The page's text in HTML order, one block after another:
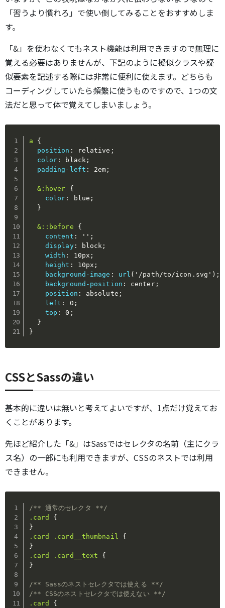
「習うより慣れろ」で使い倒してみることをおすすめしま
す。
「&」を使わなくてもネスト機能は利用できますので無理に
覚える必要はありませんが、下記のように擬似クラスや疑
似要素を記述する際には非常に便利に使えます。どちらも
コーディングしていたら頻繁に使うものですので、1つの文
法だと思って体で覚えてしまいましょう。
a
{
position : relative ;
color : black;
padding-left : 2em ;
&:hover
{
color : blue ;
}
&::before
{
content : '' ;
display: block ;
width : 10px ;
height : 10px ;
background-image : url ( '/path/to/icon.svg' ) ;
background-position : center;
position : absolute ;
left : 0 ;
top : 0 ;
}
}
CSSとSassの違い
基本的に違いは無いと考えてよいですが、1点だけ覚えてお
くことがあります。
先ほど紹介した「&」はSassではセレクタの名前（主にクラ
ス名）の一部にも利用できますが、CSSのネストでは利用
できません。
/** 通常のセレクタ **/
.card
{
}
.card .card__thumbnail
{
}
.card .card__text
{
}
/** Sassのネストセレクタでは使える **/
/** CSSのネストセレクタでは使えない **/
.card
{